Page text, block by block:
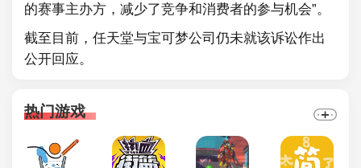
的赛事主办方，减少了竞争和消费者的参与机会”。
截至目前，任天堂与宝可梦公司仍未就该诉讼作出
公开回应。
热门游戏